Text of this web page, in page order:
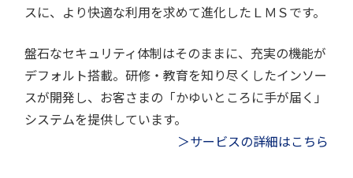
スに、より快適な利用を求めて進化したＬＭＳです。
盤石なセキュリティ体制はそのままに、充実の機能が
デフォルト搭載。研修・教育を知り尽くしたインソー
スが開発し、お客さまの「かゆいところに手が届く」
システムを提供しています。
＞サービスの詳細はこちら